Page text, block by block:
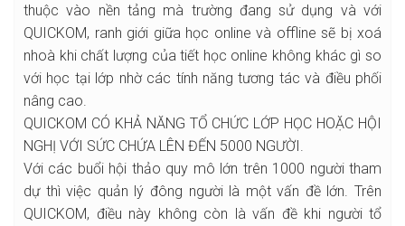
thuộc vào nền tảng mà trường đang sử dụng và với
QUICKOM, ranh giới giữa học online và offline sẽ bị xoá
nhoà khi chất lượng của tiết học online không khác gì so
với học tại lớp nhờ các tính năng tương tác và điều phối
nâng cao.
QUICKOM CÓ KHẢ NĂNG TỔ CHỨC LỚP HỌC HOẶC HỘI
NGHỊ VỚI SỨC CHỨA LÊN ĐẾN 5000 NGƯỜI.
Với các buổi hội thảo quy mô lớn trên 1000 người tham
dự thì việc quản lý đông người là một vấn đề lớn. Trên
QUICKOM, điều này không còn là vấn đề khi người tổ